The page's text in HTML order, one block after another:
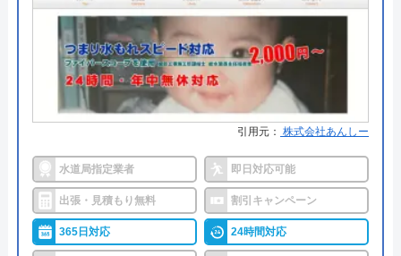
所在地
〒806-0067
福岡県北九州市八幡西区引野2丁目8番
1号
対応エリア 九州、山口県
九州水道修理サービスのクチコミ
on
4.9（402件のクチコミ）
ニ決済、QRコード決済、ショッピ
ングローン、デビットカード決
済、銀行決済
●累計実績
依頼件数194万件以上（2023年累
計）
詳細は公式HPでご確認ください
クラシアンがおすすめの理由
引用元： 株式会社あんしー
水道局指定業者 即日対応可能
出張・見積もり無料 割引キャンペーン
365日対応 24時間対応